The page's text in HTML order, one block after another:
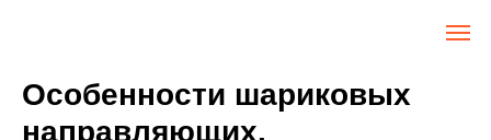
Особенности шариковых
направляющих.